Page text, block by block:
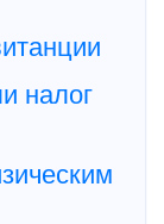
налог